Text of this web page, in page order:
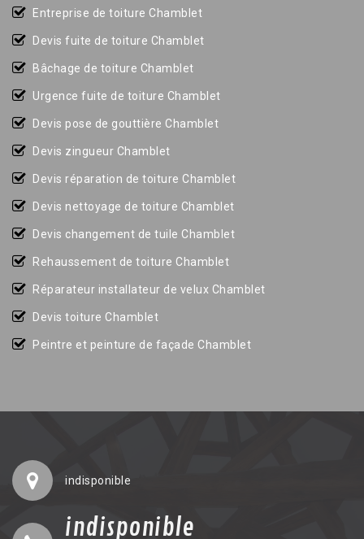
Entreprise de toiture Chamblet
Devis fuite de toiture Chamblet
Bâchage de toiture Chamblet
Urgence fuite de toiture Chamblet
Devis pose de gouttière Chamblet
Devis zingueur Chamblet
Devis réparation de toiture Chamblet
Devis nettoyage de toiture Chamblet
Devis changement de tuile Chamblet
Rehaussement de toiture Chamblet
Réparateur installateur de velux Chamblet
Devis toiture Chamblet
Peintre et peinture de façade Chamblet
indisponible
indisponible